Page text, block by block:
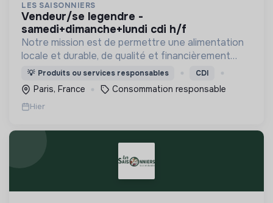
LES SAISONNIERS
vendeur/se legendre -
samedi+dimanche+lundi cdi h/f
Notre mission est de permettre une alimentation
locale et durable, de qualité et financièrement
abordable.
💡 Produits ou services responsables CDI
Paris, France Consommation responsable
Hier